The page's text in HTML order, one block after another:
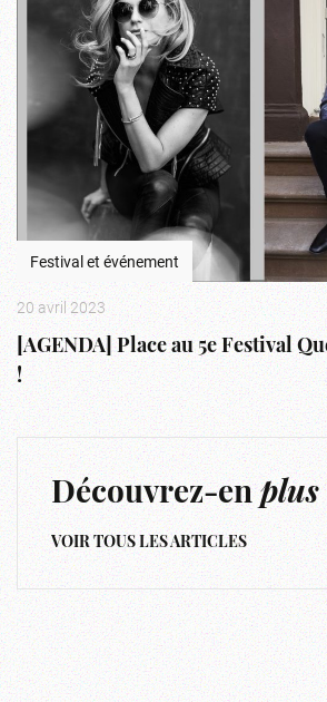
Festival et événement
20 avril 2023
[AGENDA] Place au 5e Festival
!
Découvrez-enplus
VOIR TOUS LES ARTICLES